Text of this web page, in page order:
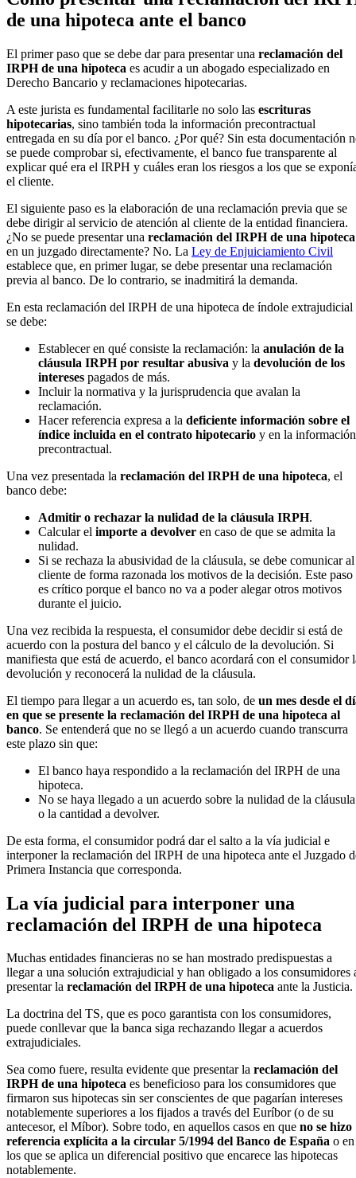
de una hipoteca ante el banco
El primer paso que se debe dar para presentar una reclamación del
IRPH de una hipoteca es acudir a un abogado especializado en
Derecho Bancario y reclamaciones hipotecarias.
A este jurista es fundamental facilitarle no solo las escrituras
hipotecarias, sino también toda la información precontractual
entregada en su día por el banco. ¿Por qué? Sin esta documentación
se puede comprobar si, efectivamente, el banco fue transparente al
explicar qué era el IRPH y cuáles eran los riesgos a los que se
el cliente.
El siguiente paso es la elaboración de una reclamación previa que se
debe dirigir al servicio de atención al cliente de la entidad financiera.
¿No se puede presentar una reclamación del IRPH de una hipoteca
en un juzgado directamente? No. La Ley de Enjuiciamiento Civil
establece que, en primer lugar, se debe presentar una reclamación
previa al banco. De lo contrario, se inadmitirá la demanda.
En esta reclamación del IRPH de una hipoteca de índole extrajudicial
se debe:
Establecer en qué consiste la reclamación: la anulación de la
cláusula IRPH por resultar abusiva y la devolución de los
intereses pagados de más.
Incluir la normativa y la jurisprudencia que avalan la
reclamación.
Hacer referencia expresa a la deficiente información sobre el
índice incluida en el contrato hipotecario y en la información
precontractual.
Una vez presentada la reclamación del IRPH de una hipoteca, el
banco debe:
Admitir o rechazar la nulidad de la cláusula IRPH.
Calcular el importe a devolver en caso de que se admita la
nulidad.
Si se rechaza la abusividad de la cláusula, se debe comunicar al
cliente de forma razonada los motivos de la decisión. Este paso
es crítico porque el banco no va a poder alegar otros motivos
durante el juicio.
Una vez recibida la respuesta, el consumidor debe decidir si está de
acuerdo con la postura del banco y el cálculo de la devolución. Si
manifiesta que está de acuerdo, el banco acordará con el consumidor
devolución y reconocerá la nulidad de la cláusula.
El tiempo para llegar a un acuerdo es, tan solo, de un mes desde el
en que se presente la reclamación del IRPH de una hipoteca al
banco. Se entenderá que no se llegó a un acuerdo cuando transcurra
este plazo sin que:
El banco haya respondido a la reclamación del IRPH de una
hipoteca.
No se haya llegado a un acuerdo sobre la nulidad de la cláusula
o la cantidad a devolver.
De esta forma, el consumidor podrá dar el salto a la vía judicial e
interponer la reclamación del IRPH de una hipoteca ante el Juzgado
Primera Instancia que corresponda.
La vía judicial para interponer una
reclamación del IRPH de una hipoteca
Muchas entidades financieras no se han mostrado predispuestas a
llegar a una solución extrajudicial y han obligado a los consumidores
presentar la reclamación del IRPH de una hipoteca ante la Justicia.
La doctrina del TS, que es poco garantista con los consumidores,
puede conllevar que la banca siga rechazando llegar a acuerdos
extrajudiciales.
Sea como fuere, resulta evidente que presentar la reclamación del
IRPH de una hipoteca es beneficioso para los consumidores que
firmaron sus hipotecas sin ser conscientes de que pagarían intereses
notablemente superiores a los fijados a través del Euríbor (o de su
antecesor, el Míbor). Sobre todo, en aquellos casos en que no se hizo
referencia explícita a la circular 5/1994 del Banco de España o en
los que se aplica un diferencial positivo que encarece las hipotecas
notablemente.